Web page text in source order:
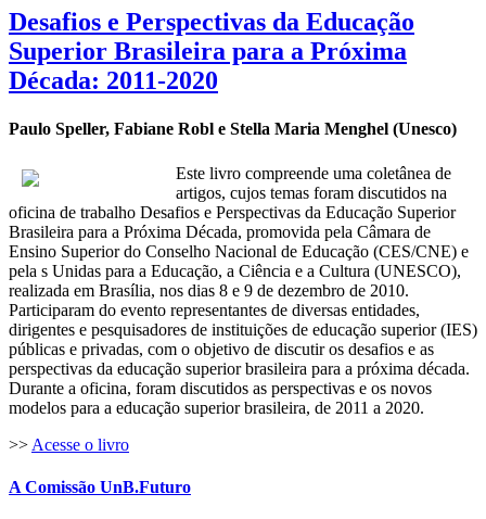
Desafios e Perspectivas da Educação
Superior Brasileira para a Próxima
Década: 2011-2020
Paulo Speller, Fabiane Robl e Stella Maria Menghel (Unesco)
Este livro compreende uma coletânea de
artigos, cujos temas foram discutidos na
oficina de trabalho Desafios e Perspectivas da Educação Superior
Brasileira para a Próxima Década, promovida pela Câmara de
Ensino Superior do Conselho Nacional de Educação (CES/CNE) e
pela s Unidas para a Educação, a Ciência e a Cultura (UNESCO),
realizada em Brasília, nos dias 8 e 9 de dezembro de 2010.
Participaram do evento representantes de diversas entidades,
dirigentes e pesquisadores de instituições de educação superior (IES)
públicas e privadas, com o objetivo de discutir os desafios e as
perspectivas da educação superior brasileira para a próxima década.
Durante a oficina, foram discutidos as perspectivas e os novos
modelos para a educação superior brasileira, de 2011 a 2020.
>> Acesse o livro
A Comissão UnB.Futuro